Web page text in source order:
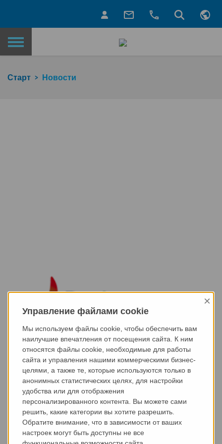
Назад на главную страницу
Старт Новости
Управление файлами cookie
×
Мы используем файлы cookie, чтобы обеспечить вам
наилучшие впечатления от посещения сайта. К ним
относятся файлы cookie, необходимые для работы
сайта и управления нашими коммерческими бизнес-
целями, а также те, которые используются только в
анонимных статистических целях, для настройки
удобства или для отображения
персонализированного контента. Вы можете сами
решить, какие категории вы хотите разрешить.
Обратите внимание, что в зависимости от ваших
настроек могут быть доступны не все